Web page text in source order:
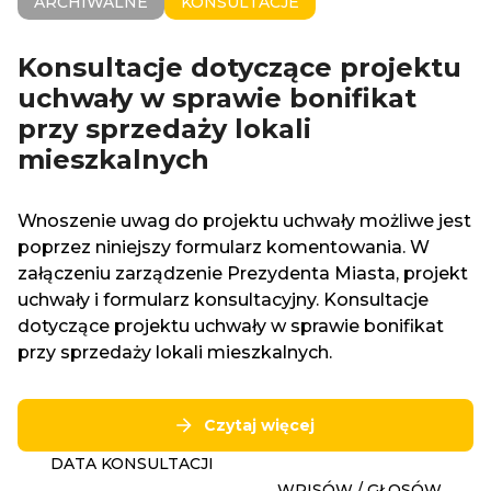
Konsultacje dotyczące projektu
uchwały w sprawie bonifikat
przy sprzedaży lokali
mieszkalnych
Wnoszenie uwag do projektu uchwały możliwe jest
poprzez niniejszy formularz komentowania. W
załączeniu zarządzenie Prezydenta Miasta, projekt
uchwały i formularz konsultacyjny. Konsultacje
dotyczące projektu uchwały w sprawie bonifikat
przy sprzedaży lokali mieszkalnych.
Czytaj więcej
DATA KONSULTACJI